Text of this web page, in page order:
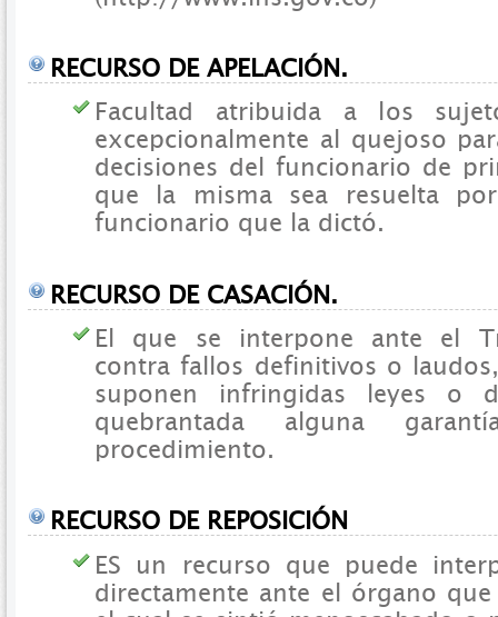
RECURSO DE APELACIÓN.
Facultad atribuida a los
excepcionalmente al quejoso
decisiones del funcionario de
que la misma sea resuelta
funcionario que la dictó.
RECURSO DE CASACIÓN.
El que se interpone ante el
contra fallos definitivos o
suponen infringidas leyes o
quebrantada alguna
procedimiento.
RECURSO DE REPOSICIÓN
ES un recurso que puede
directamente ante el órgano